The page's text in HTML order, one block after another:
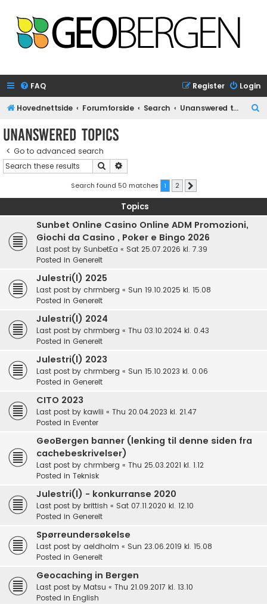
FAQ Login
Register
Hovednettside Forumforside Search Unanswered topics
Unanswered topics
Go to advanced search
Search
Search found 50 matches 1 2
Topics
Sunbet Online Casino Online ADM Promozioni,
Giochi da Casino , Poker e Bingo 2026
Last post by SunbetEa « Sat 25.07.2026 kl. 7.39
Posted in Generelt
Julestri(l) 2025
Last post by chrmberg « Sun 19.10.2025 kl. 15.08
Posted in Generelt
Julestri(l) 2024
Last post by chrmberg « Thu 03.10.2024 kl. 0.43
Posted in Generelt
Julestri(l) 2023
Last post by chrmberg « Sun 15.10.2023 kl. 0.06
Posted in Generelt
CITO 2023
Last post by kawlii « Thu 20.04.2023 kl. 21.47
Posted in Eventer
GeoBergen banner (lenking til denne siden fra
cachebeskrivelser)
Last post by chrmberg « Thu 25.03.2021 kl. 1.12
Posted in Teknisk
Julestri(l) - konkurranse 2020
Last post by brittish « Sat 07.11.2020 kl. 12.10
Posted in Generelt
Spørreundersøkelse
Last post by aeldholm « Sun 23.06.2019 kl. 15.08
Posted in Generelt
Geocaching in Bergen
Last post by Matsu « Thu 21.09.2017 kl. 13.10
Posted in English